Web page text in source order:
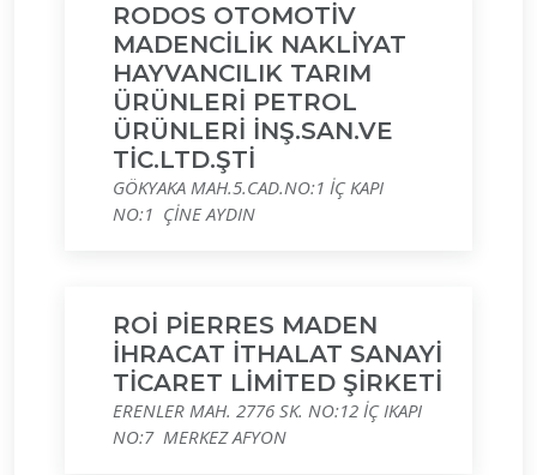
RODOS OTOMOTİV
MADENCİLİK NAKLİYAT
HAYVANCILIK TARIM
ÜRÜNLERİ PETROL
ÜRÜNLERİ İNŞ.SAN.VE
TİC.LTD.ŞTİ
GÖKYAKA MAH.5.CAD.NO:1 İÇ KAPI
NO:1 ÇİNE AYDIN
ROİ PİERRES MADEN
İHRACAT İTHALAT SANAYİ
TİCARET LİMİTED ŞİRKETİ
ERENLER MAH. 2776 SK. NO:12 İÇ IKAPI
NO:7 MERKEZ AFYON